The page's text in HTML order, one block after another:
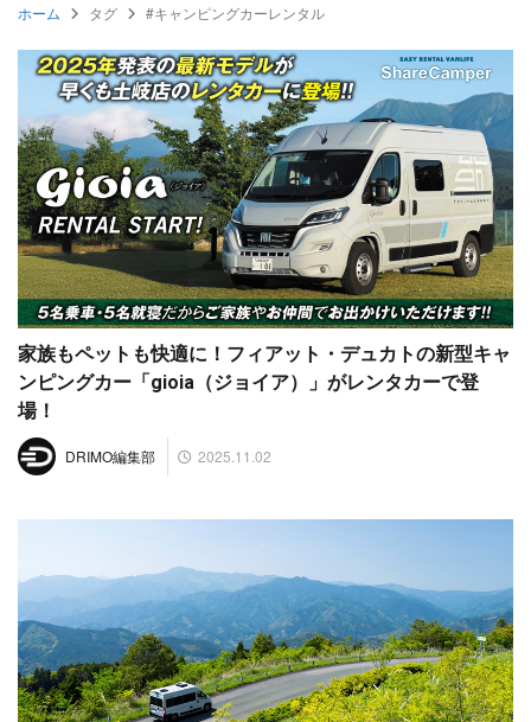
ホーム タグ #キャンピングカーレンタル
家族もペットも快適に！フィアット・デュカトの新型キャ
ンピングカー「gioia（ジョイア）」がレンタカーで登
場！
DRIMO編集部 2025.11.02